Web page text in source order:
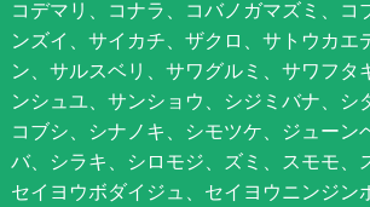
コデマリ、コナラ、コバノガマズミ、コ
ンズイ、サイカチ、ザクロ、サトウカエ
ン、サルスベリ、サワグルミ、サワフタ
ンシュユ、サンショウ、シジミバナ、シ
コブシ、シナノキ、シモツケ、ジューン
バ、シラキ、シロモジ、ズミ、スモモ、
セイヨウボダイジュ、セイヨウニンジン